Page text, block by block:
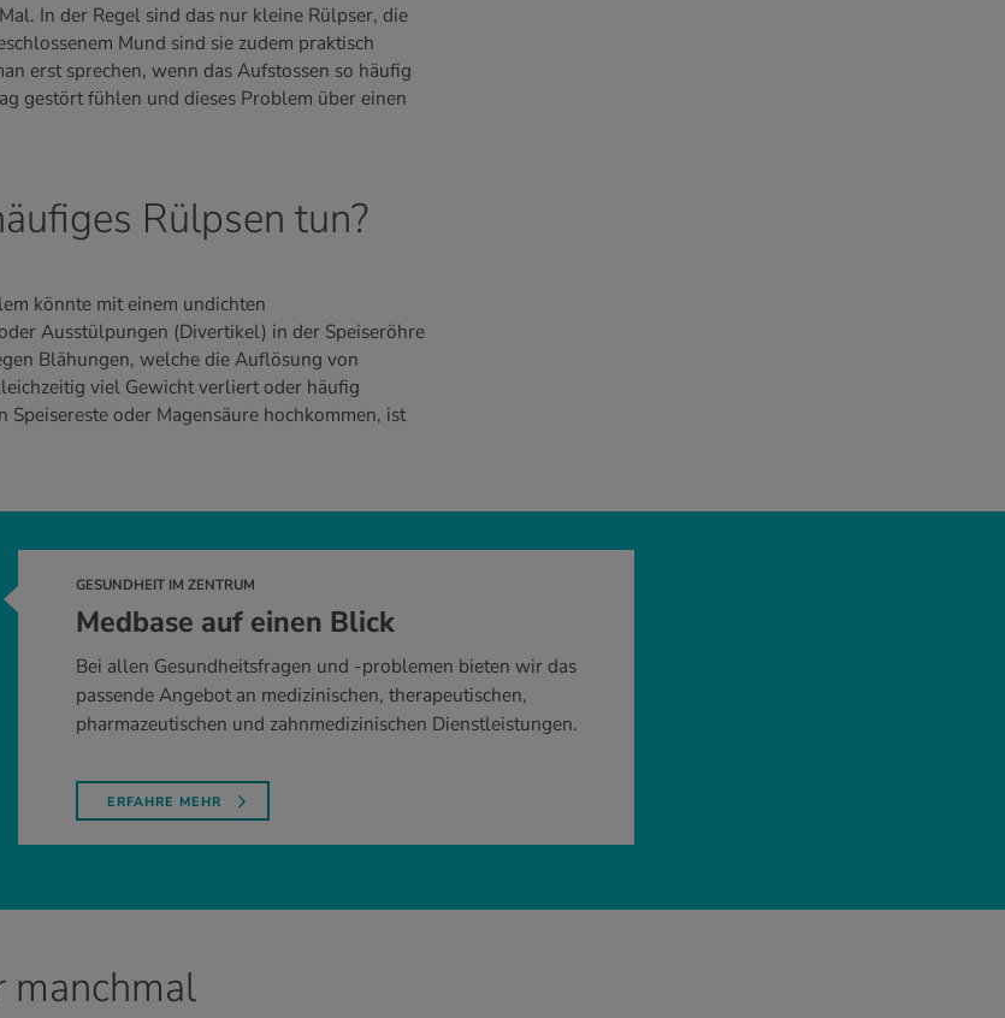
In der Regel sind das nur kleine Rülpser, die
Mund sind sie zudem praktisch
erst sprechen, wenn das Aufstossen so häufig
gestört fühlen und dieses Problem über einen
Rülpsen tun?
könnte mit einem undichten
Ausstülpungen (Divertikel) in der Speiseröhre
Blähungen, welche die Auflösung von
viel Gewicht verliert oder häufig
oder Magensäure hochkommen, ist
GESUNDHEIT IM ZENTRUM
Medbase auf einen Blick
Bei allen Gesundheitsfragen und -problemen bieten wir das
passende Angebot an medizinischen, therapeutischen,
pharmazeutischen und zahnmedizinischen Dienstleistungen.
ERFAHRE MEHR
manchmal